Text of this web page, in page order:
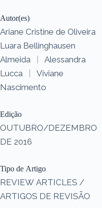
Autor(es)
Ariane Cristine de Oliveira
Luara Bellinghausen
Almeida
|
Alessandra
Lucca
|
Viviane
Nascimento
Edição
OUTUBRO/DEZEMBRO
DE 2016
Tipo de Artigo
REVIEW ARTICLES /
ARTIGOS DE REVISÃO